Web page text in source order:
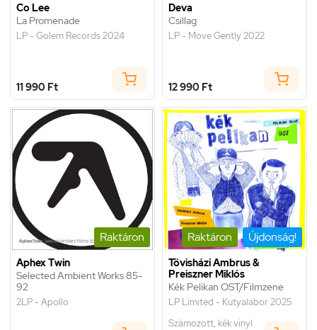
Co Lee
La Promenade
LP - Golem Records 2024
11 990 Ft
Deva
Csillag
LP - Move Gently 2022
12 990 Ft
Raktáron
Aphex Twin
Selected Ambient Works 85-
92
2LP - Apollo
Raktáron Újdonság!
Tövisházi Ambrus &
Preiszner Miklós
Kék Pelikan OST/Filmzene
LP Limited - Kutyalabor 2025
Számozott, kék vinyl